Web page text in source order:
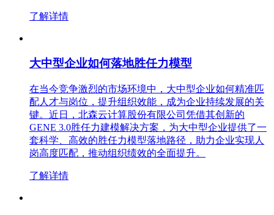
了解详情
大中型企业如何落地胜任力模型
在当今竞争激烈的市场环境中，大中型企业如何精准匹
配人才与岗位，提升组织效能，成为企业持续发展的关
键。近日，北森云计算股份有限公司凭借其创新的
GENE 3.0胜任力建模解决方案，为大中型企业提供了一
套科学、高效的胜任力模型落地路径，助力企业实现人
岗高度匹配，推动组织绩效的全面提升。
了解详情